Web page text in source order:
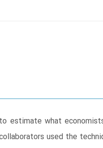
estimate what
used the